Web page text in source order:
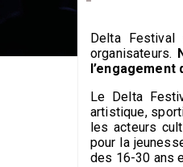
Delta
organisateurs.
Le Delta
artistique,
les acteurs
pour la
des 16-30 ans